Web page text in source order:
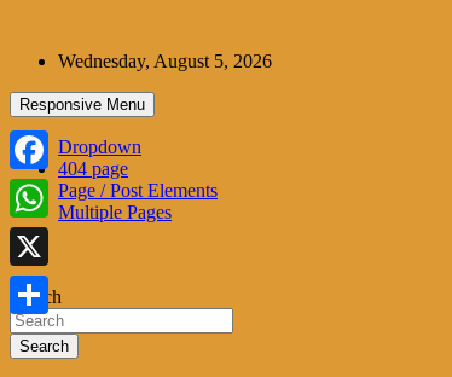
contentWednesday, August 5, 2026
Responsive Menu
Dropdown
404 page
Page / Post Elements
Multiple Pages
Search
Search
Facebook
WhatsApp
X
Share